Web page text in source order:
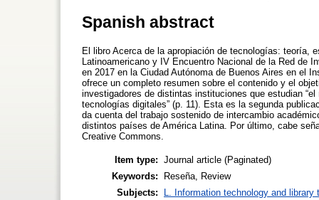
Spanish abstract
El libro Acerca de la apropiación de tecnologías: teoría,
Latinoamericano y IV Encuentro Nacional de la Red de
en 2017 en la Ciudad Autónoma de Buenos Aires en el
ofrece un completo resumen sobre el contenido y el
investigadores de distintas instituciones que estudian
tecnologías digitales” (p. 11). Esta es la segunda
da cuenta del trabajo sostenido de intercambio
distintos países de América Latina. Por último, cabe
Creative Commons.
Item type: Journal article (Paginated)
Keywords:
Reseña, Review
Subjects:
L. Information technology and library